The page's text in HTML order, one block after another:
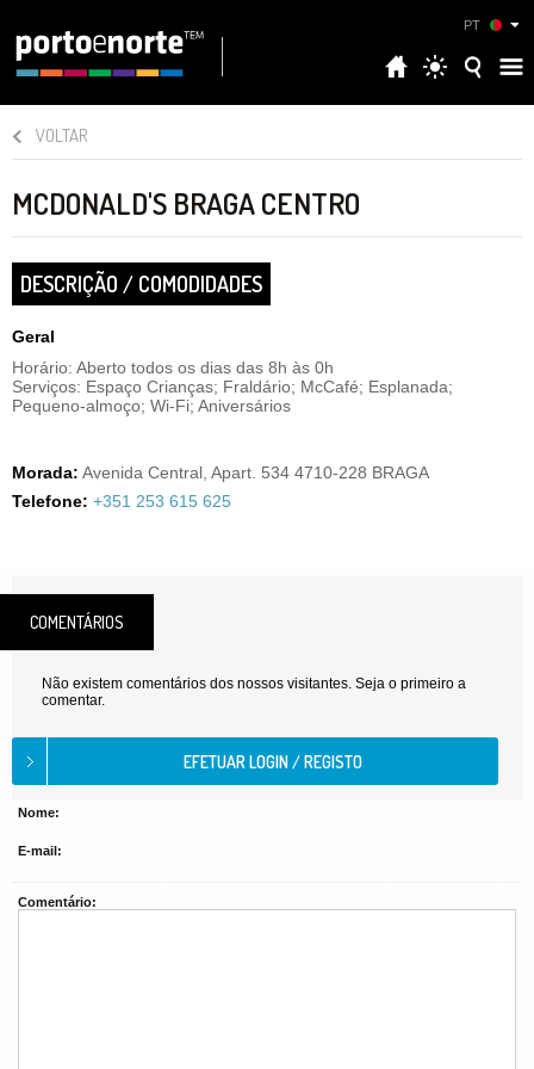
PT
VOLTAR
MCDONALD'S BRAGA CENTRO
DESCRIÇÃO / COMODIDADES
Geral
Horário: Aberto todos os dias das 8h às 0h
Serviços: Espaço Crianças; Fraldário; McCafé; Esplanada;
Pequeno-almoço; Wi-Fi; Aniversários
Morada: Avenida Central, Apart. 534 4710-228 BRAGA
Telefone: +351 253 615 625
COMENTÁRIOS
Não existem comentários dos nossos visitantes. Seja o primeiro a
comentar.
Nome:
E-mail:
Comentário: